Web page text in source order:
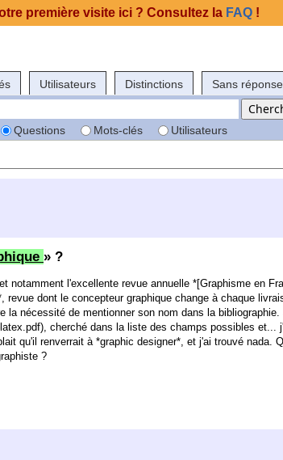
Utilisateurs Distinctions Sans réponse
Questions Mots-clés Utilisateurs
» ?
notamment l'excellente revue annuelle *[Graphisme en
dont le concepteur graphique change à chaque
nécessité de mentionner son nom dans la
cherché dans la liste des champs possibles et...
qu'il renverrait à *graphic designer*, et j'ai trouvé nada.
?
première visite ici ? Consultez la FAQ !